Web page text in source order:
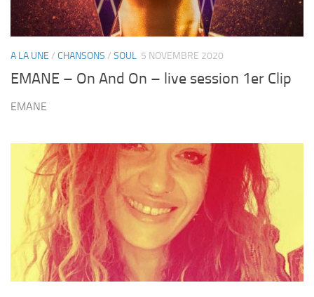
A LA UNE / CHANSONS / SOUL 5 NOVEMBRE 2020
EMANE – On And On – live session 1er Clip
EMANE